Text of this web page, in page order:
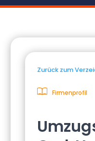
Zurück zum
Firmenprofil